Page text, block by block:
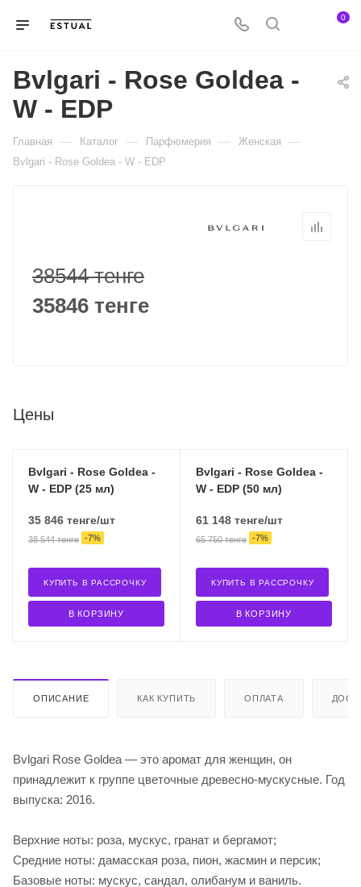
0
Bvlgari - Rose Goldea -
W - EDP
Главная — Каталог — Парфюмерия — Женская —
Bvlgari - Rose Goldea - W - EDP
38544 тенге
35846 тенге
Цены
Bvlgari - Rose Goldea -
W - EDP (25 мл)
35 846 тенге/шт
38 544тенге -7%
В КОРЗИНУ
КУПИТЬ В РАССРОЧКУ
Bvlgari - Rose Goldea -
W - EDP (50 мл)
61 148 тенге/шт
65 750тенге -7%
В КОРЗИНУ
КУПИТЬ В РАССРОЧКУ
ОПИСАНИЕ КАК КУПИТЬ ОПЛАТА
Bvlgari Rose Goldea — это аромат для женщин, он
принадлежит к группе цветочные древесно-мускусные. Год
выпуска: 2016.
Верхние ноты: роза, мускус, гранат и бергамот;
Средние ноты: дамасская роза, пион, жасмин и персик;
Базовые ноты: мускус, сандал, олибанум и ваниль.